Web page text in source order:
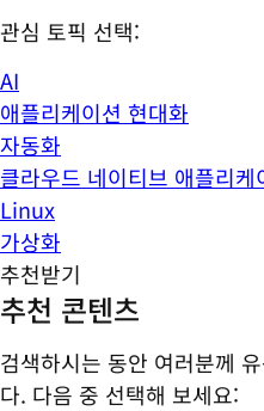
관심 토픽 선택:
AI
애플리케이션 현대화
자동화
클라우드 네이티브 애플리케
Linux
가상화
추천받기
추천 콘텐츠
검색하시는 동안 여러분께
다. 다음 중 선택해 보세요: